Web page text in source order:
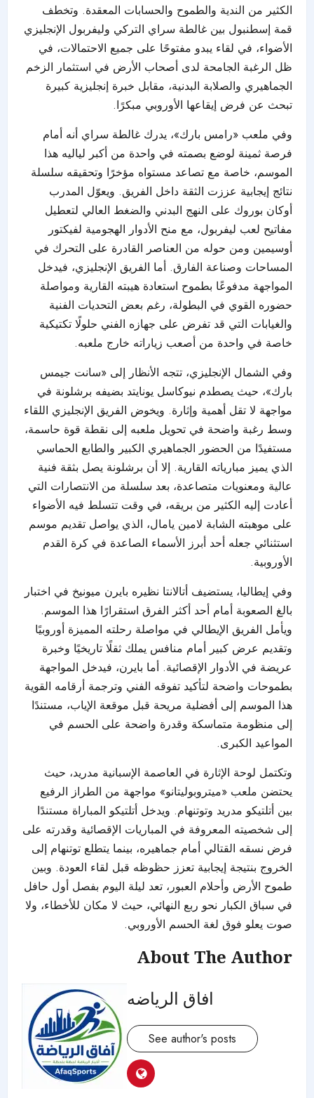
الكثير من الندية والطموح والحسابات المعقدة. وتخطف
قمة إسطنبول بين غالطة سراي التركي وليفربول الإنجليزي
الأضواء، في لقاء يبدو مفتوحًا على جميع الاحتمالات، في
ظل الرغبة الجامحة لدى أصحاب الأرض في استثمار الزخم
الجماهيري والصلابة البدنية، مقابل خبرة إنجليزية كبيرة
تبحث عن فرض إيقاعها الأوروبي مبكرًا.
وفي ملعب «رامس بارك»، يدرك غالطة سراي أنه أمام
فرصة ثمينة لوضع بصمته في واحدة من أكبر لياليه هذا
الموسم، خاصة مع تصاعد مستواه مؤخرًا وتحقيقه سلسلة
نتائج إيجابية عززت الثقة داخل الفريق. ويعوّل المدرب
أوكان بوروك على النهج البدني والضغط العالي لتعطيل
مفاتيح لعب ليفربول، مع منح الأدوار الهجومية لفيكتور
أوسيمين ومن حوله من العناصر القادرة على التحرك في
المساحات وصناعة الفارق. أما الفريق الإنجليزي، فيدخل
المواجهة مدفوعًا بطموح استعادة هيبته القارية ومواصلة
حضوره القوي في البطولة، رغم بعض التحديات الفنية
والغيابات التي قد تفرض على جهازه الفني حلولًا تكتيكية
خاصة في واحدة من أصعب زياراته خارج ملعبه.
وفي الشمال الإنجليزي، تتجه الأنظار إلى «سانت جيمس
بارك»، حيث يصطدم نيوكاسل يونايتد بضيفه برشلونة في
مواجهة لا تقل أهمية وإثارة. ويخوض الفريق الإنجليزي اللقاء
وسط رغبة واضحة في تحويل ملعبه إلى نقطة قوة حاسمة،
مستفيدًا من الحضور الجماهيري الكبير والطابع الحماسي
الذي يميز مبارياته القارية. إلا أن برشلونة يصل بثقة فنية
عالية ومعنويات متصاعدة، بعد سلسلة من الانتصارات التي
أعادت إليه الكثير من بريقه، في وقت تتسلط فيه الأضواء
على موهبته الشابة لامين يامال، الذي يواصل تقديم موسم
استثنائي جعله أحد أبرز الأسماء الصاعدة في كرة القدم
الأوروبية.
وفي إيطاليا، يستضيف أتالانتا نظيره بايرن ميونيخ في اختبار
بالغ الصعوبة أمام أحد أكثر الفرق استقرارًا هذا الموسم.
ويأمل الفريق الإيطالي في مواصلة رحلته المميزة أوروبيًا
وتقديم عرض كبير أمام منافس يملك ثقلًا تاريخيًا وخبرة
عريضة في الأدوار الإقصائية. أما بايرن، فيدخل المواجهة
بطموحات واضحة لتأكيد تفوقه الفني وترجمة أرقامه القوية
هذا الموسم إلى أفضلية مريحة قبل موقعة الإياب، مستندًا
إلى منظومة متماسكة وقدرة واضحة على الحسم في
المواعيد الكبرى.
وتكتمل لوحة الإثارة في العاصمة الإسبانية مدريد، حيث
يحتضن ملعب «ميتروبوليتانو» مواجهة من الطراز الرفيع
بين أتلتيكو مدريد وتوتنهام. ويدخل أتلتيكو المباراة مستندًا
إلى شخصيته المعروفة في المباريات الإقصائية وقدرته على
فرض نسقه القتالي أمام جماهيره، بينما يتطلع توتنهام إلى
الخروج بنتيجة إيجابية تعزز حظوظه قبل لقاء العودة. وبين
طموح الأرض وأحلام العبور، تعد ليلة اليوم بفصل أول حافل
في سباق الكبار نحو ربع النهائي، حيث لا مكان للأخطاء، ولا
صوت يعلو فوق لغة الحسم الأوروبي.
About The Author
افاق الرياضه
See author's posts